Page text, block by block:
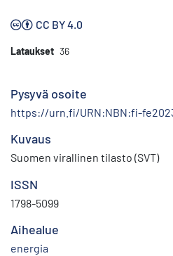
CC BY 4.0
Lataukset 36
Pysyvä osoite
https://urn.fi/URN:NBN:fi-
Kuvaus
Suomen virallinen tilasto (SVT)
ISSN
1798-5099
Aihealue
energia